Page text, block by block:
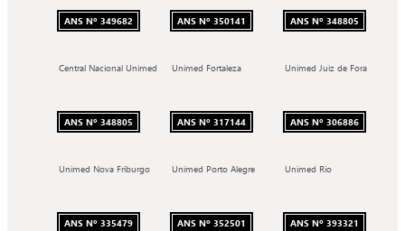
ANS Nº 349682 ANS Nº 350141 ANS Nº 348805
Central Nacional Unimed
ANS Nº 348805
Unimed Fortaleza
ANS Nº 317144
Unimed Juiz de Fora
ANS Nº 306886
Unimed Nova Friburgo
ANS Nº 335479
Unimed Porto Alegre
ANS Nº 352501
Unimed Rio
ANS Nº 393321